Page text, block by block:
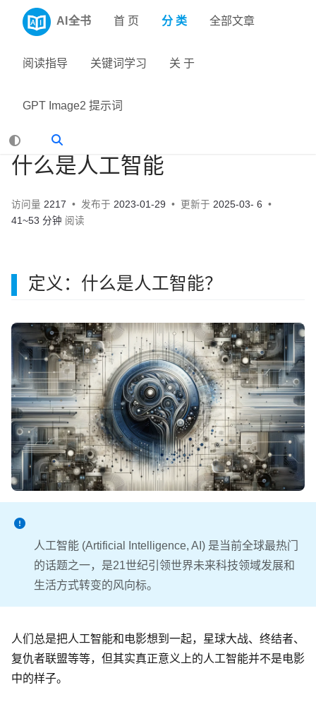
AI全书 首 页 分 类 全部文章
阅读指导 关键词学习 关 于
GPT Image2 提示词
什么是人工智能
访问量 2217 发布于 2023-01-29 更新于 2025-03- 6
41~53 分钟 阅读
定义：什么是人工智能？
人工智能 (Artificial Intelligence, AI) 是当前全球最热门
的话题之一，是21世纪引领世界未来科技领域发展和
生活方式转变的风向标。
人们总是把人工智能和电影想到一起，星球大战、终结者、
复仇者联盟等等，但其实真正意义上的人工智能并不是电影
中的样子。